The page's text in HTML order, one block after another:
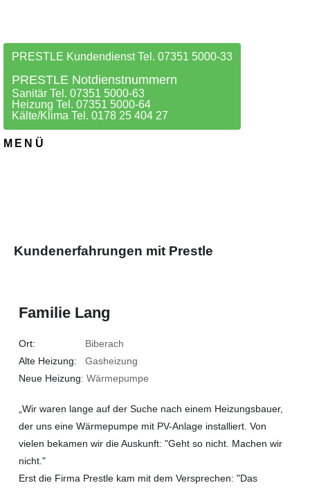
PRESTLE Kundendienst Tel. 07351 5000-33
PRESTLE Notdienstnummern
Sanitär Tel. 07351 5000-63
Heizung Tel. 07351 5000-64
Kälte/Klima Tel. 0178 25 404 27
MENÜ
Kundenerfahrungen mit Prestle
Familie Lang
Ort: Biberach
Alte Heizung: Gasheizung
Neue Heizung: Wärmepumpe
„Wir waren lange auf der Suche nach einem Heizungsbauer,
der uns eine Wärmepumpe mit PV-Anlage installiert. Von
vielen bekamen wir die Auskunft: "Geht so nicht. Machen wir
nicht."
Erst die Firma Prestle kam mit dem Versprechen: "Das